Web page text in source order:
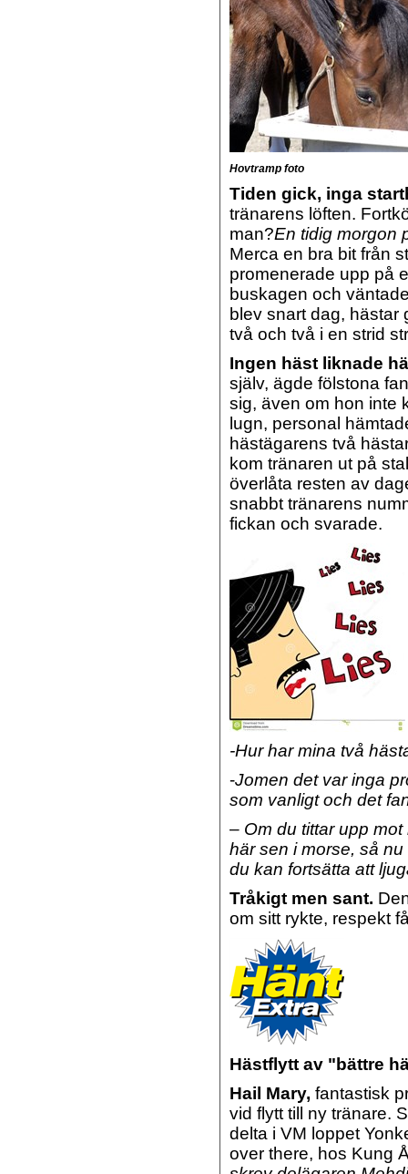
Hovtramp foto
Tiden gick, inga
tränarens löften.
man?En tidig morgon
Merca en bra bit från
promenerade upp på
buskagen och
blev snart dag, hästar
två och två i en strid
Ingen häst liknade
själv, ägde fölstona
sig, även om hon inte
lugn, personal
hästägarens två
kom tränaren ut på
överlåta resten av
snabbt tränarens
fickan och svarade.
-Hur har mina två
-Jomen det var inga
som vanligt och det
– Om du tittar upp
här sen i morse, så
du kan fortsätta att
Tråkigt men sant.
om sitt rykte, respekt
Hästflytt av "bättre
Hail Mary, fantastisk
vid flytt till ny tränare.
delta i VM loppet
over there, hos Kung